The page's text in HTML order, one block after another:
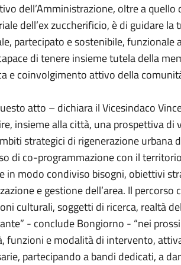
dell’Amministrazione, oltre a
dell’ex zuccherificio, è di guidare
partecipato e sostenibile,
di tenere insieme tutela della
e coinvolgimento attivo della
atto – dichiara il Vicesindaco
insieme alla città, una prospettiva di
strategici di rigenerazione urbana
di co-programmazione con il
in modo condiviso bisogni, obiettivi
e gestione dell’area. Il
culturali, soggetti di ricerca, realtà
- conclude Bongiorno - “nei
funzioni e modalità di intervento,
partecipando a bandi dedicati, a